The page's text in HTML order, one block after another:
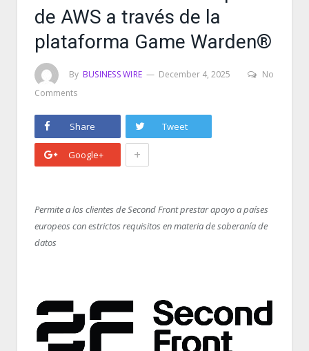
de AWS a través de la
plataforma Game Warden®
By BUSINESS WIRE December 4, 2025
No
Comments
Share Tweet
Google+ +
Permite a los clientes de Second Front prestar apoyo a países
europeos con estrictos requisitos en materia de soberanía de
datos